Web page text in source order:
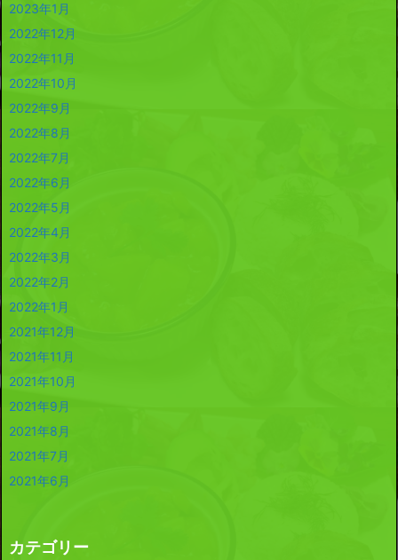
2023年1月
2022年12月
2022年11月
2022年10月
2022年9月
2022年8月
2022年7月
2022年6月
2022年5月
2022年4月
2022年3月
2022年2月
2022年1月
2021年12月
2021年11月
2021年10月
2021年9月
2021年8月
2021年7月
2021年6月
カテゴリー